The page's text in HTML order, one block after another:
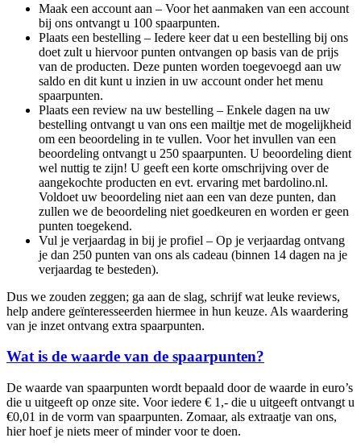
Maak een account aan – Voor het aanmaken van een account
bij ons ontvangt u 100 spaarpunten.
Plaats een bestelling – Iedere keer dat u een bestelling bij ons
doet zult u hiervoor punten ontvangen op basis van de prijs
van de producten. Deze punten worden toegevoegd aan uw
saldo en dit kunt u inzien in uw account onder het menu
spaarpunten.
Plaats een review na uw bestelling – Enkele dagen na uw
bestelling ontvangt u van ons een mailtje met de mogelijkheid
om een beoordeling in te vullen. Voor het invullen van een
beoordeling ontvangt u 250 spaarpunten. U beoordeling dient
wel nuttig te zijn! U geeft een korte omschrijving over de
aangekochte producten en evt. ervaring met bardolino.nl.
Voldoet uw beoordeling niet aan een van deze punten, dan
zullen we de beoordeling niet goedkeuren en worden er geen
punten toegekend.
Vul je verjaardag in bij je profiel – Op je verjaardag ontvang
je dan 250 punten van ons als cadeau (binnen 14 dagen na je
verjaardag te besteden).
Dus we zouden zeggen; ga aan de slag, schrijf wat leuke reviews,
help andere geïnteresseerden hiermee in hun keuze. Als waardering
van je inzet ontvang extra spaarpunten.
Wat is de waarde van de spaarpunten?
De waarde van spaarpunten wordt bepaald door de waarde in euro’s
die u uitgeeft op onze site. Voor iedere € 1,- die u uitgeeft ontvangt u
€0,01 in de vorm van spaarpunten. Zomaar, als extraatje van ons,
hier hoef je niets meer of minder voor te doen.